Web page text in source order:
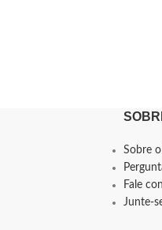
Sobre
Fale
Junte-